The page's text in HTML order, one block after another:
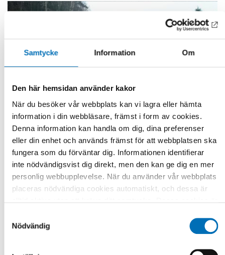
Samtycke Information Om
Den här hemsidan använder kakor
När du besöker vår webbplats kan vi lagra eller hämta
information i din webbläsare, främst i form av cookies.
Denna information kan handla om dig, dina preferenser
eller din enhet och används främst för att webbplatsen ska
fungera som du förväntar dig. Informationen identifierar
inte nödvändigsvist dig direkt, men den kan ge dig en mer
personlig webbupplevelse. När du använder vår webbplats
placeras nödvändiga cookies automatiskt, och dessa är
dess funktioner. Vi respekterar din integritet, och du kan
marknadsföring och oklassificerade) du vill acceptera.
Nödvändig
VÄLFÄRDSTEKNOLOGI
22 jan 2021
Utan stabil välfärd ingen regional utveckling
nödvändiga plattformen för att kunna genomföra regional
utveckling. Det gäller i [...]